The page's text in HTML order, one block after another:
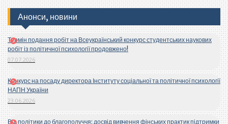
Анонси, новини
Термін подання робіт на Всеукраїнський конкурс студентських наукових
робіт із політичної психології продовжено!
07.07.2026
Конкурс на посаду директора Інституту соціальної та політичної психології
НАПН України
23.06.2026
Від політики до благополуччя: досвід вивчення фінських практик підтримки